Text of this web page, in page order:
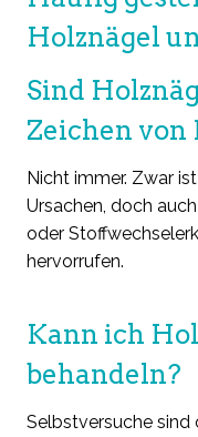
Holznägel
Sind
Zeichen von
Nicht immer. Zwar
Ursachen, doch
oder
hervorrufen.
Kann ich
behandeln?
Selbstversuche sind